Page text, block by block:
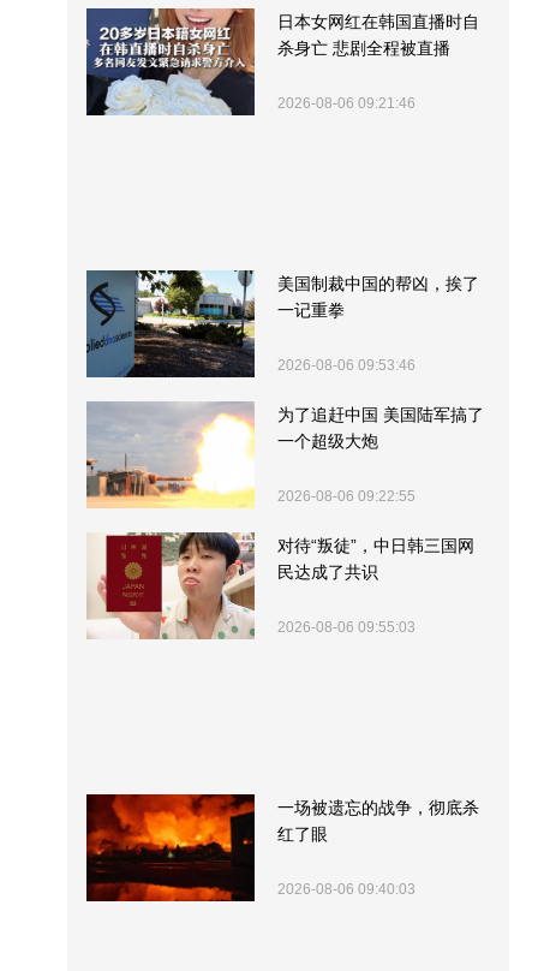
日本女网红在韩国直播时自
杀身亡 悲剧全程被直播
2026-08-06 09:21:46
美国制裁中国的帮凶，挨了
一记重拳
2026-08-06 09:53:46
为了追赶中国 美国陆军搞了
一个超级大炮
2026-08-06 09:22:55
对待“叛徒”，中日韩三国网
民达成了共识
2026-08-06 09:55:03
一场被遗忘的战争，彻底杀
红了眼
2026-08-06 09:40:03